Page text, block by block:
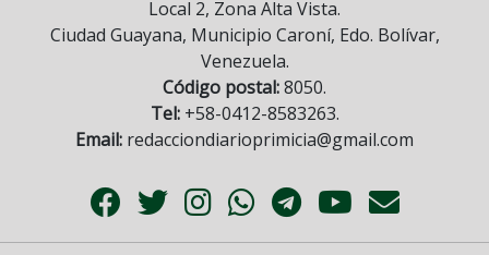
Local 2, Zona Alta Vista.
Ciudad Guayana, Municipio Caroní, Edo. Bolívar,
Venezuela.
Código postal:8050.
Tel:+58-0412-8583263.
Email: redacciondiarioprimicia@gmail.com